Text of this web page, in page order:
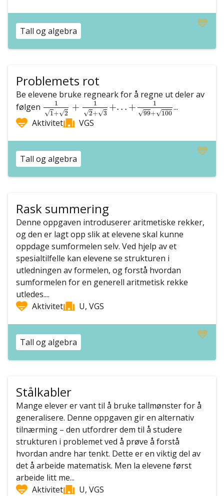
Tall og algebra
Problemets rot
Be elevene bruke regneark for å regne ut deler av
følgen
1
√1+√2
+
1
√2+√3
+. . . +
1
√99+√100
11+2+12 +3+...+199+ 100
...
Aktivitet
VGS
Tall og algebra
Rask summering
Denne oppgaven introduserer aritmetiske rekker,
og den er lagt opp slik at elevene skal kunne
oppdage sumformelen selv. Ved hjelp av et
spesialtilfelle kan elevene se strukturen i
utledningen av formelen, og forstå hvordan
sumformelen for en generell aritmetisk rekke
utledes....
Aktivitet
U, VGS
Tall og algebra
Stålkabler
Mange elever er vant til å bruke tallmønster for å
generalisere. Denne oppgaven gir en alternativ
tilnærming – den utfordrer dem til å studere
strukturen i problemet ved å prøve å forstå
hvordan andre har tenkt. Dette er en viktig del av
det å arbeide matematisk. Men la elevene først
arbeide litt me...
Aktivitet
U, VGS